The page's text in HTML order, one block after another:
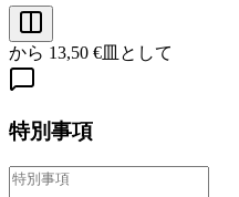
から 13,50 €皿として
特別事項